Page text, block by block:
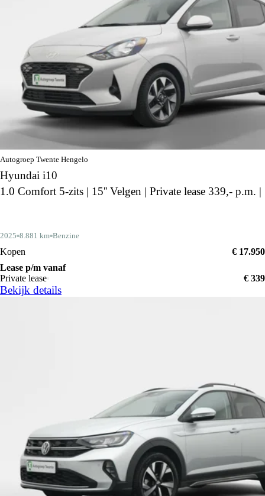
Autogroep Twente Hengelo
Hyundai i10
1.0 Comfort 5-zits | 15'' Velgen | Private lease 339,- p.m. |
2025 8.881 km Benzine
Kopen
€ 17.950
Lease p/m vanaf
Private lease
€ 339
Bekijk details